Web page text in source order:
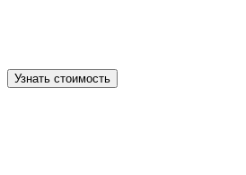
Узнать стоимость